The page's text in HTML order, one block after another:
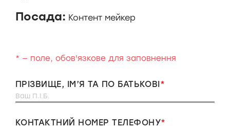
Посада: Контент мейкер
* — поле, обов'язкове для заповнення
ПРІЗВИЩЕ, ІМ’Я ТА ПО БАТЬКОВІ
КОНТАКТНИЙ НОМЕР ТЕЛЕФОНУ